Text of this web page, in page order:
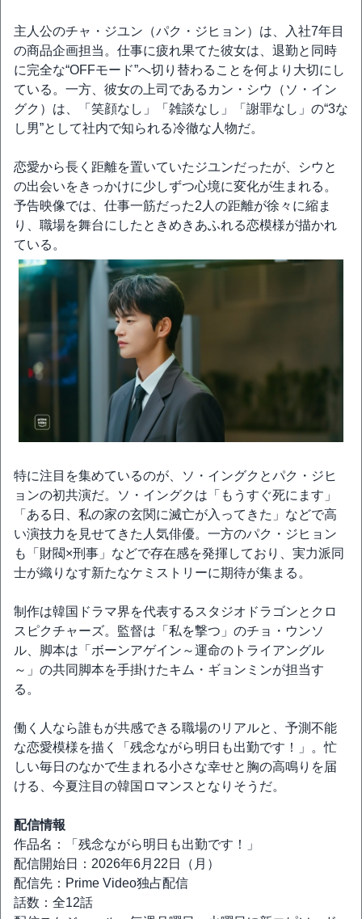
主人公のチャ・ジユン（パク・ジヒョン）は、入社7年目
の商品企画担当。仕事に疲れ果てた彼女は、退勤と同時
に完全な“OFFモード”へ切り替わることを何より大切にし
ている。一方、彼女の上司であるカン・シウ（ソ・イン
グク）は、「笑顔なし」「雑談なし」「謝罪なし」の“3な
し男”として社内で知られる冷徹な人物だ。
恋愛から長く距離を置いていたジユンだったが、シウと
の出会いをきっかけに少しずつ心境に変化が生まれる。
予告映像では、仕事一筋だった2人の距離が徐々に縮ま
り、職場を舞台にしたときめきあふれる恋模様が描かれ
ている。
特に注目を集めているのが、ソ・イングクとパク・ジヒ
ョンの初共演だ。ソ・イングクは「もうすぐ死にます」
「ある日、私の家の玄関に滅亡が入ってきた」などで高
い演技力を見せてきた人気俳優。一方のパク・ジヒョン
も「財閥×刑事」などで存在感を発揮しており、実力派同
士が織りなす新たなケミストリーに期待が集まる。
制作は韓国ドラマ界を代表するスタジオドラゴンとクロ
スピクチャーズ。監督は「私を撃つ」のチョ・ウンソ
ル、脚本は「ボーンアゲイン～運命のトライアングル
～」の共同脚本を手掛けたキム・ギョンミンが担当す
る。
働く人なら誰もが共感できる職場のリアルと、予測不能
な恋愛模様を描く「残念ながら明日も出勤です！」。忙
しい毎日のなかで生まれる小さな幸せと胸の高鳴りを届
ける、今夏注目の韓国ロマンスとなりそうだ。
配信情報
作品名：「残念ながら明日も出勤です！」
配信開始日：2026年6月22日（月）
配信先：Prime Video独占配信
話数：全12話